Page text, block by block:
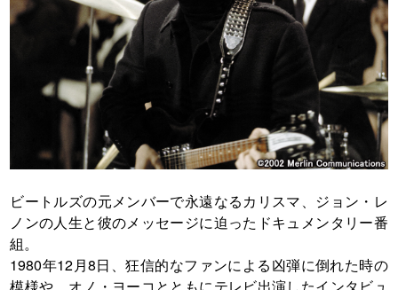
ビートルズの元メンバーで永遠なるカリスマ、ジョン・レ
ノンの人生と彼のメッセージに迫ったドキュメンタリー番
組。
1980年12月8日、狂信的なファンによる凶弾に倒れた時の